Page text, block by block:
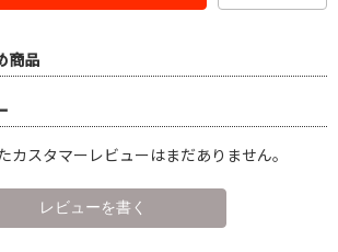
商品
カスタマーレビューはまだありません。